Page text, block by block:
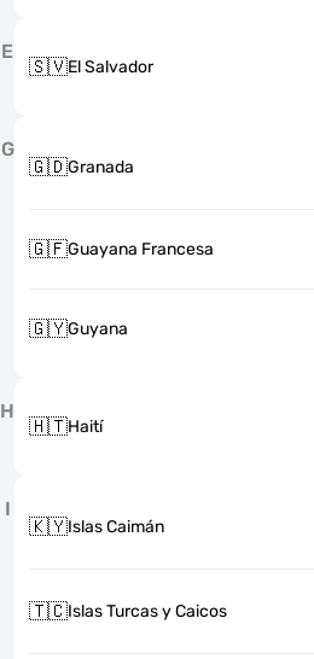
E
🇸🇻El Salvador
G
🇬🇩Granada
🇬🇫Guayana Francesa
🇬🇾Guyana
H
🇭🇹Haití
I
🇰🇾Islas Caimán
🇹🇨Islas Turcas y Caicos